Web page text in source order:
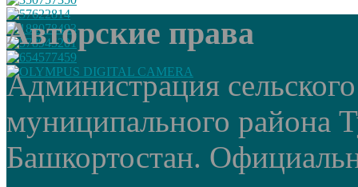
Авторские права
Администрация
муниципального района
Башкортостан.